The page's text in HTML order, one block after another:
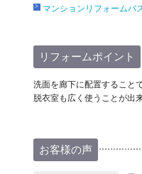
マンションリフォームバ
リフォームポイント
洗面を廊下に配置すること
脱衣室も広く使うことが出来
お客様の声